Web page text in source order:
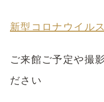
新型コロナウイル
ご来館ご予定や撮
ださい